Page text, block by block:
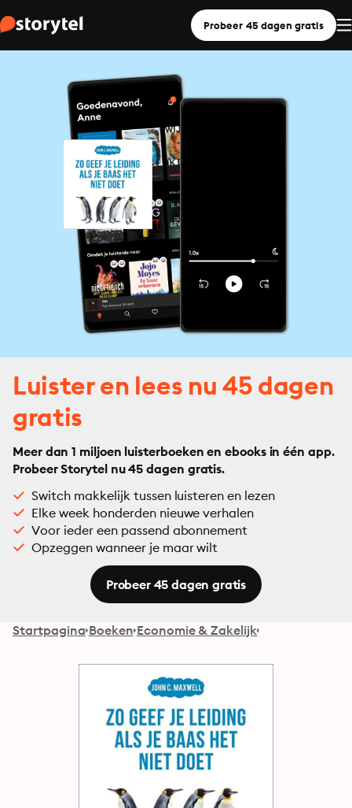
Probeer 45 dagen gratis
Luister en lees nu 45 dagen
gratis
Meer dan 1 miljoen luisterboeken en ebooks in één app.
Probeer Storytel nu 45 dagen gratis.
Switch makkelijk tussen luisteren en lezen
Elke week honderden nieuwe verhalen
Voor ieder een passend abonnement
Opzeggen wanneer je maar wilt
Probeer 45 dagen gratis
Startpagina Boeken Economie & Zakelijk